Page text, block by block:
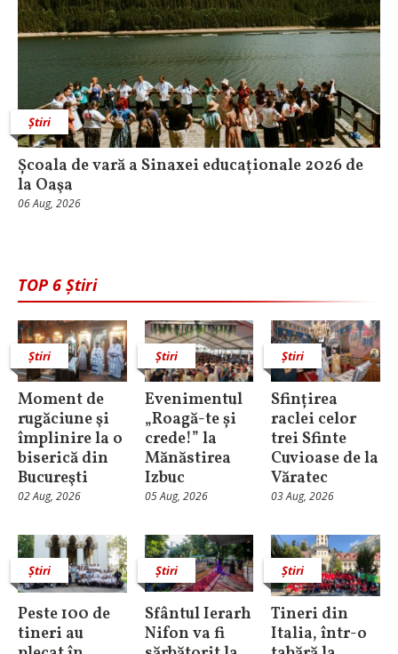
Știri
Școala de vară a Sinaxei educaționale 2026 de
la Oaşa
06 Aug, 2026
TOP 6 Știri
Știri
Moment de
rugăciune şi
împlinire la o
biserică din
Bucureşti
02 Aug, 2026
Știri
Evenimentul
„Roagă-te și
crede!” la
Mănăstirea
Izbuc
05 Aug, 2026
Știri
Sfințirea
raclei celor
trei Sfinte
Cuvioase de la
Văratec
03 Aug, 2026
Știri
Peste 100 de
tineri au
Știri
Sfântul Ierarh
Nifon va fi
Știri
Tineri din
Italia, într-o